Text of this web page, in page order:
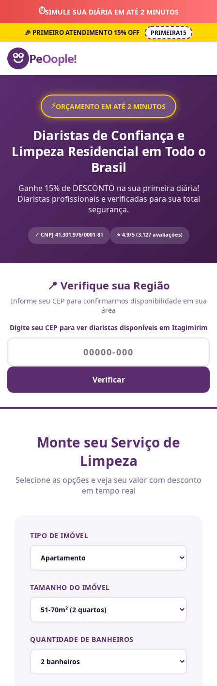
⏱️SIMULE SUA DIÁRIA EM ATÉ 2 MINUTOS
🎉 PRIMEIRO ATENDIMENTO 15% OFF PRIMEIRA15
PeOople!
⚡ORÇAMENTO EM ATÉ 2 MINUTOS
Diaristas de Confiança e
Limpeza Residencial em Todo o
Brasil
Ganhe 15% de DESCONTO na sua primeira diária!
Diaristas profissionais e verificadas para sua total
segurança.
✓ CNPJ 41.301.976/0001-81 ⭐ 4.9/5 (3.127 avaliações)
📍 Verifique sua Região
Informe seu CEP para confirmarmos disponibilidade em sua
área
Digite seu CEP para ver diaristas disponíveis em Itagimirim
Verificar
Monte seu Serviço de
Limpeza
Selecione as opções e veja seu valor com desconto
em tempo real
TIPO DE IMÓVEL
TAMANHO DO IMÓVEL
QUANTIDADE DE BANHEIROS